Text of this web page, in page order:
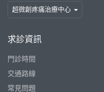
超微創疼痛治療中心
求診資訊
門診時間
交通路線
常見問題